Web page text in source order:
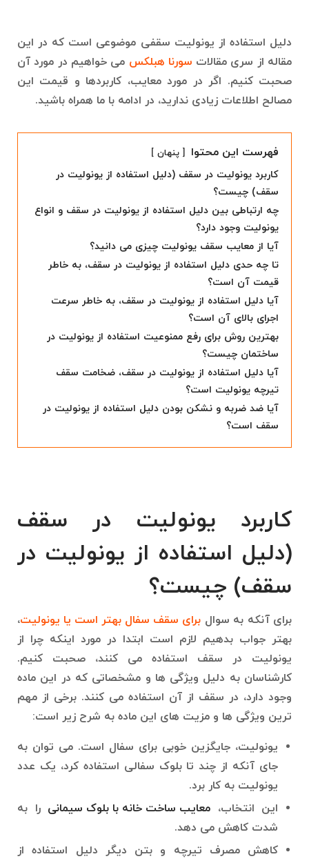
دلیل استفاده از یونولیت سقفی موضوعی است که در این
مقاله از سری مقالات سورنا هبلکس می خواهیم در مورد آن
صحبت کنیم. اگر در مورد معایب، کاربردها و قیمت این
مصالح اطلاعات زیادی ندارید، در ادامه با ما همراه باشید.
فهرست این محتوا پنهان
کاربرد یونولیت در سقف (دلیل استفاده از یونولیت در
سقف) چیست؟
چه ارتباطی بین دلیل استفاده از یونولیت در سقف و انواع
یونولیت وجود دارد؟
آیا از معایب سقف یونولیت چیزی می دانید؟
تا چه حدی دلیل استفاده از یونولیت در سقف، به خاطر
قیمت آن است؟
آیا دلیل استفاده از یونولیت در سقف، به خاطر سرعت
اجرای بالای آن است؟
بهترین روش برای رفع ممنوعیت استفاده از یونولیت در
ساختمان چیست؟
آیا دلیل استفاده از یونولیت در سقف، ضخامت سقف
تیرچه یونولیت است؟
آیا ضد ضربه و نشکن بودن دلیل استفاده از یونولیت در
سقف است؟
کاربرد یونولیت در سقف
(دلیل استفاده از یونولیت در
سقف) چیست؟
برای آنکه به سوال برای سقف سفال بهتر است یا یونولیت،
بهتر جواب بدهیم لازم است ابتدا در مورد اینکه چرا از
یونولیت در سقف استفاده می کنند، صحبت کنیم.
کارشناسان به دلیل ویژگی ها و مشخصاتی که در این ماده
وجود دارد، در سقف از آن استفاده می کنند. برخی از مهم
ترین ویژگی ها و مزیت های این ماده به شرح زیر است:
یونولیت، جایگزین خوبی برای سفال است. می توان به
جای آنکه از چند تا بلوک سفالی استفاده کرد، یک عدد
یونولیت به کار برد.
این انتخاب، معایب ساخت خانه با بلوک سیمانی را به
شدت کاهش می دهد.
کاهش مصرف تیرچه و بتن دیگر دلیل استفاده از